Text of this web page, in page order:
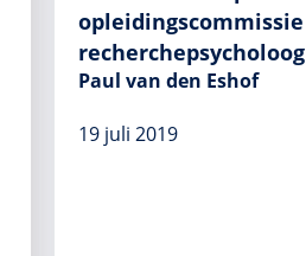
opleidingscommissie
recherchepsycholoog
Paul van den Eshof
19 juli 2019